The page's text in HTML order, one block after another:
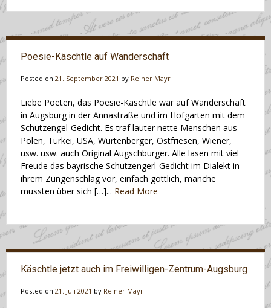
Poesie-Käschtle auf Wanderschaft
Posted on 21. September 2021 by Reiner Mayr
Liebe Poeten, das Poesie-Käschtle war auf Wanderschaft
in Augsburg in der Annastraße und im Hofgarten mit dem
Schutzengel-Gedicht. Es traf lauter nette Menschen aus
Polen, Türkei, USA, Würtenberger, Ostfriesen, Wiener,
usw. usw. auch Original Augschburger. Alle lasen mit viel
Freude das bayrische Schutzengerl-Gedicht im Dialekt in
ihrem Zungenschlag vor, einfach göttlich, manche
mussten über sich […]... Read More
Käschtle jetzt auch im Freiwilligen-Zentrum-Augsburg
Posted on 21. Juli 2021 by Reiner Mayr